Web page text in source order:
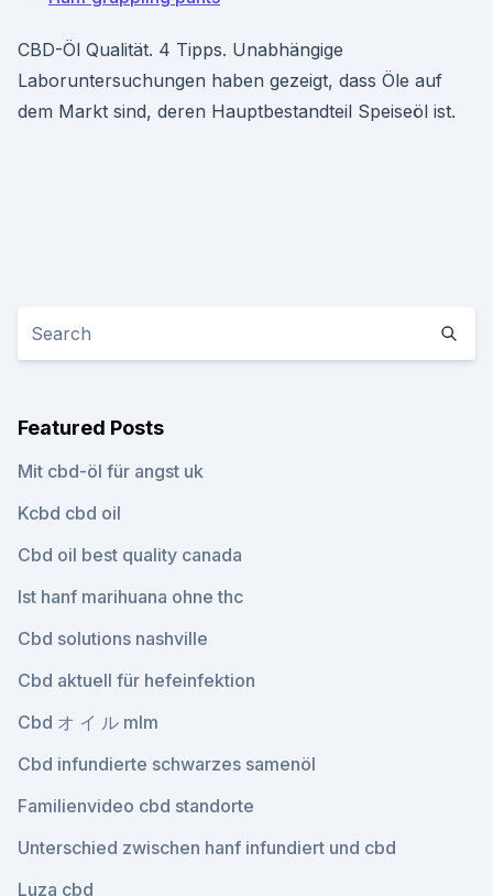
CBD-Öl Qualität. 4 Tipps. Unabhängige
Laboruntersuchungen haben gezeigt, dass Öle auf
dem Markt sind, deren Hauptbestandteil Speiseöl ist.
Featured Posts
Mit cbd-öl für angst uk
Kcbd cbd oil
Cbd oil best quality canada
Ist hanf marihuana ohne thc
Cbd solutions nashville
Cbd aktuell für hefeinfektion
Cbd オ イ ル mlm
Cbd infundierte schwarzes samenöl
Familienvideo cbd standorte
Unterschied zwischen hanf infundiert und cbd
Luza cbd